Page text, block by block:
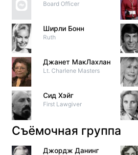
Board Officer
Ширли Бонн
Ruth
Джанет МакЛахлан
Lt. Charlene Masters
Сид Хэйг
First Lawgiver
Съёмочная группа
Джордж Данинг